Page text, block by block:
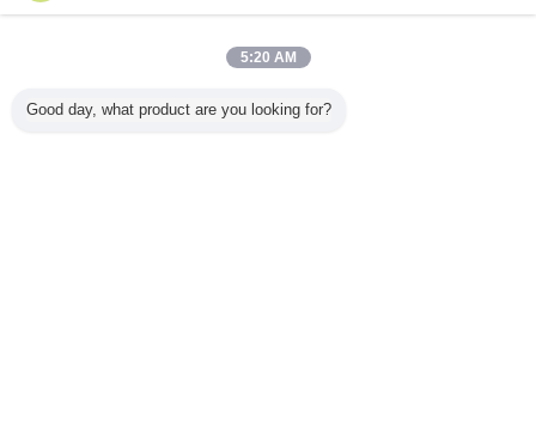
Dapatkan Harga Terbaik untuk
5:20 AM
Good day, what product are you looking for?